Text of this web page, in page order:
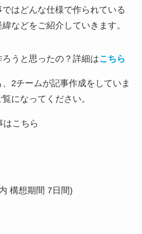
はどんな仕様で作られている
などをご紹介していきます。
うと思ったの？詳細はこちら
2チームが記事作成をしていま
になってください。
はこちら
構想期間 7日間)